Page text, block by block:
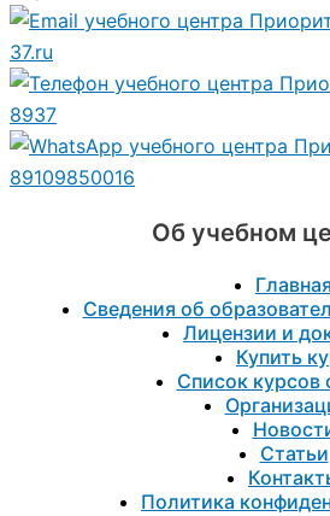
37.ru
8937
89109850016
Об учебном
Главная
Сведения об
Лицензии и
Купить
Список курсов
Статьи
Политика